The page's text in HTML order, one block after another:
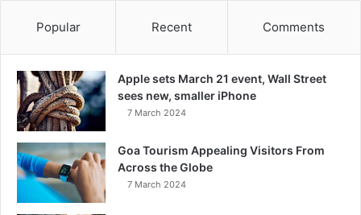
Popular Recent Comments
Apple sets March 21 event, Wall Street
sees new, smaller iPhone
7 March 2024
Goa Tourism Appealing Visitors From
Across the Globe
7 March 2024